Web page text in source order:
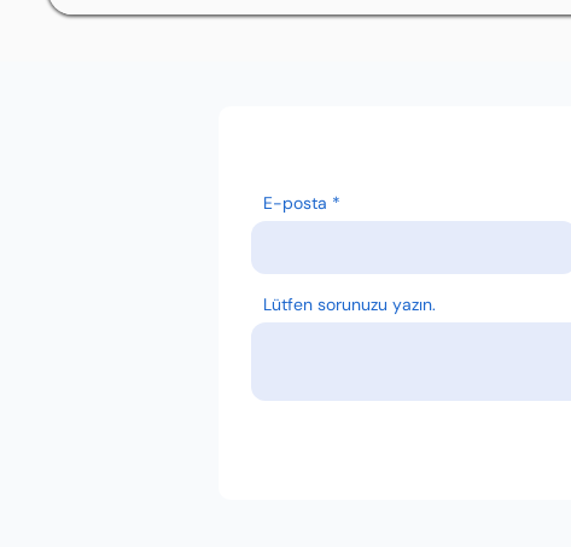
E-posta
Lütfen sorunuzu yazın.